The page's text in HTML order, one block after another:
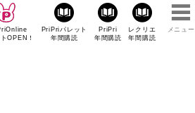
OPEN！
PriPriパレット
年間購読
PriPri
年間購読
レクリエ
年間購読
メニュー